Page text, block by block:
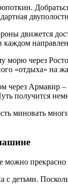
движется
каждом
морю через
«отдыха» на
Армавир
получится
миновать
можно
детьми.